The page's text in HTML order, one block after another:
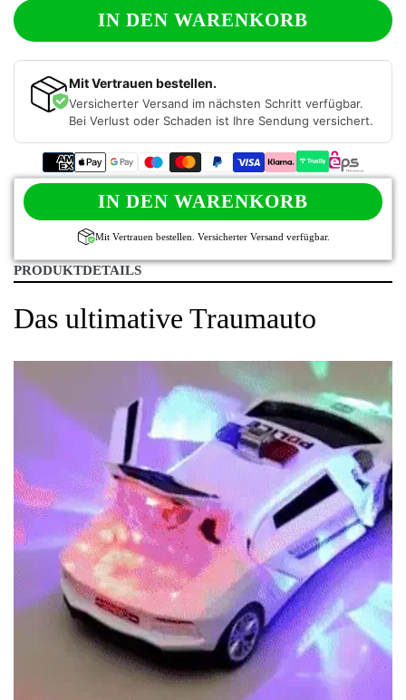
IN DEN WARENKORB
Mit Vertrauen bestellen.
Versicherter Versand im nächsten Schritt verfügbar.
Bei Verlust oder Schaden ist Ihre Sendung versichert.
IN DEN WARENKORB
Mit Vertrauen bestellen. Versicherter Versand verfügbar.
PRODUKTDETAILS
Das ultimative Traumauto